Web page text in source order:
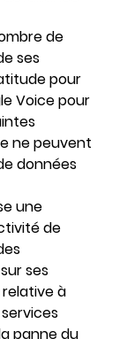
de
ses
pour
Voice pour
ne peuvent
données
une
de
ses
relative à
panne du